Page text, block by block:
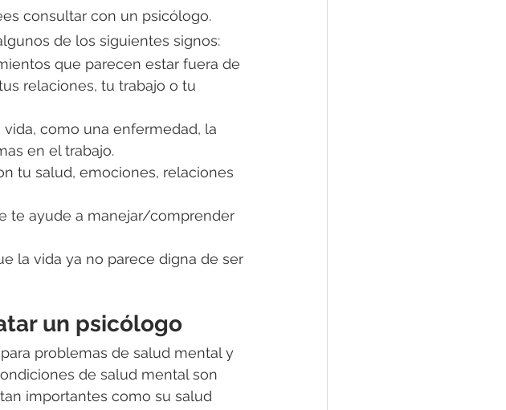
consultar con un psicólogo.
de los siguientes signos:
que parecen estar fuera de
relaciones, tu trabajo o tu
como una enfermedad, la
en el trabajo.
tu salud, emociones, relaciones
te ayude a manejar/comprender
la vida ya no parece digna de ser
un psicólogo
problemas de salud mental y
de salud mental son
importantes como su salud